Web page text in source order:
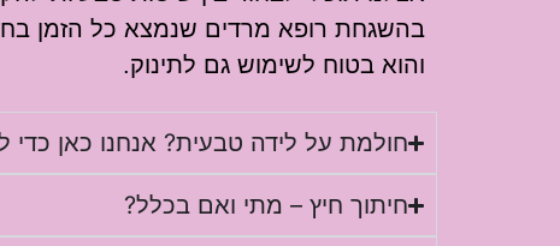
בהשגחת רופא מרדים שנמצא כל הזמן
והוא בטוח לשימוש גם לתינוק.
חולמת על לידה טבעית? אנחנו כאן כדי
חיתוך חיץ – מתי ואם בכלל?